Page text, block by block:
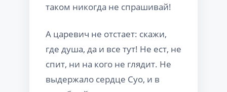
таком никогда не спрашивай!
А царевич не отстает: скажи,
где душа, да и все тут! Не ест, не
спит, ни на кого не глядит. Не
выдержало сердце Суо, и в